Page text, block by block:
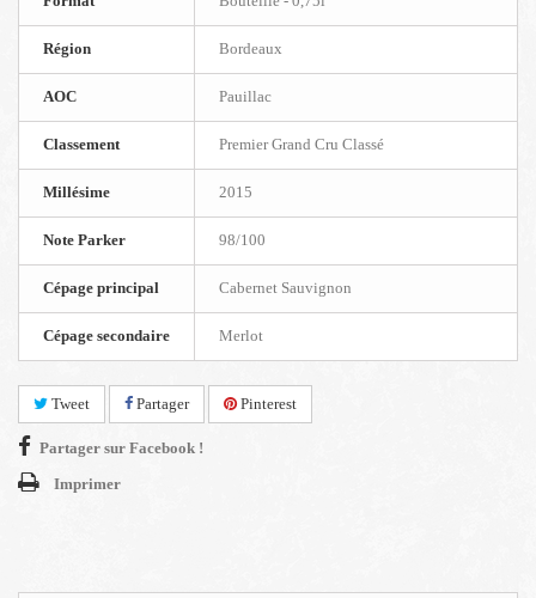
Région Bordeaux
AOC Pauillac
Classement Premier Grand Cru Classé
Millésime 2015
Note Parker 98/100
Cépage principal Cabernet Sauvignon
Cépage secondaire Merlot
Tweet Partager Pinterest
Partager sur Facebook !
Imprimer